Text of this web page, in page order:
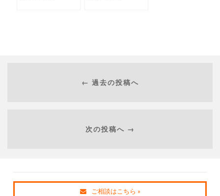
← 過去の投稿へ
次の投稿へ →
ご相談はこちら »